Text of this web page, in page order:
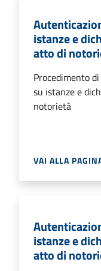
istanze e
atto di
Procedimento
su istanze e
notorietà
VAI ALLA
istanze e
atto di